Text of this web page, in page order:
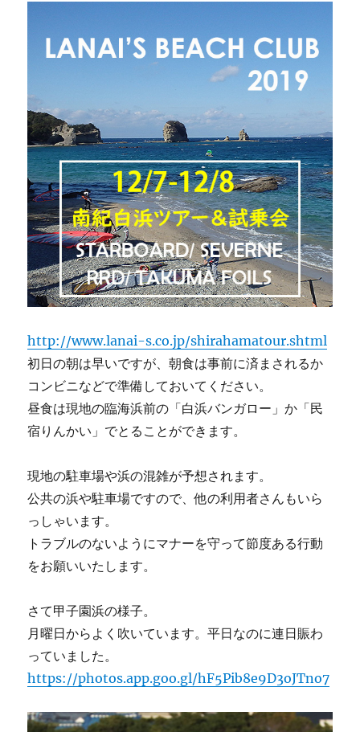
http://www.lanai-s.co.jp/shirahamatour.shtml
初日の朝は早いですが、朝食は事前に済まされるか
コンビニなどで準備しておいてください。
昼食は現地の臨海浜前の「白浜バンガロー」か「民
宿りんかい」でとることができます。
現地の駐車場や浜の混雑が予想されます。
公共の浜や駐車場ですので、他の利用者さんもいら
っしゃいます。
トラブルのないようにマナーを守って節度ある行動
をお願いいたします。
さて甲子園浜の様子。
月曜日からよく吹いています。平日なのに連日賑わ
っていました。
https://photos.app.goo.gl/hF5Pib8e9D3oJTno7